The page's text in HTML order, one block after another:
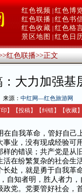
红色视频 红色博
红色联播 红色书
红色收藏 红色格
景区地图
红色日
红色联播>>正文
：大力加强基
来源： 中红网—红色旅游网
】 【投稿】 【纠错】 【收藏】
自我革命，管好自己
事业，没有现成经验可
样的错误；共产党是从
活在纷繁复杂的社会生
长处，就是勇于自我革
自知者明，胜人者力
政党。党要管好社会，